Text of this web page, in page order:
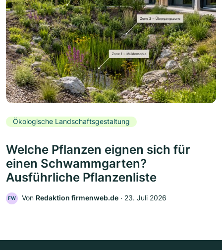
Ökologische Landschaftsgestaltung
Welche Pflanzen eignen sich für
einen Schwammgarten?
Ausführliche Pflanzenliste
FW Von Redaktion firmenweb.de ‧ 23. Juli 2026